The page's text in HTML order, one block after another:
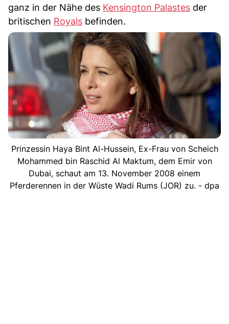
ganz in der Nähe des Kensington Palastes der
britischen Royals befinden.
Prinzessin Haya Bint Al-Hussein, Ex-Frau von Scheich
Mohammed bin Raschid Al Maktum, dem Emir von
Dubai, schaut am 13. November 2008 einem
Pferderennen in der Wüste Wadi Rums (JOR) zu. - dpa